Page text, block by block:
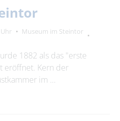
Museum im Steintor
1882 als das "erste
eröffnet. Kern der
im …